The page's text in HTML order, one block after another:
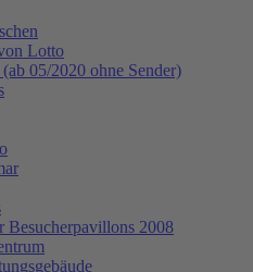
Lotto
05/2020 ohne Sender)
Besucherpavillons 2008